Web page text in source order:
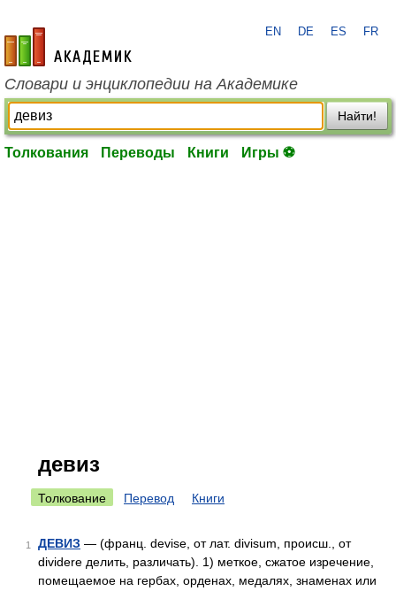
academic.ru
EN DE ES FR
Словари и энциклопедии на Академике
Найти!
Толкования Переводы Книги Игры ⚽
девиз
Толкование Перевод Книги
1 ДЕВИЗ — (франц. devise, от лат. divisum, происш., от
dividere делить, различать). 1) меткое, сжатое изречение,
помещаемое на гербах, орденах, медалях, знаменах или